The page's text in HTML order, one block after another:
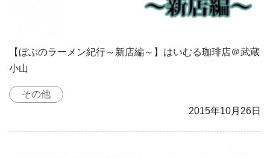
【ぼぶのラーメン紀行～新店編～】はいむる珈琲店＠武蔵
小山
その他
2015年10月26日